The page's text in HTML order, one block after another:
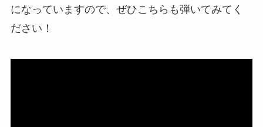
になっていますので、ぜひこちらも弾いてみてく
ださい！